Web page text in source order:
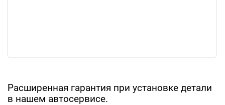
Расширенная гарантия при установке детали
в нашем автосервисе.